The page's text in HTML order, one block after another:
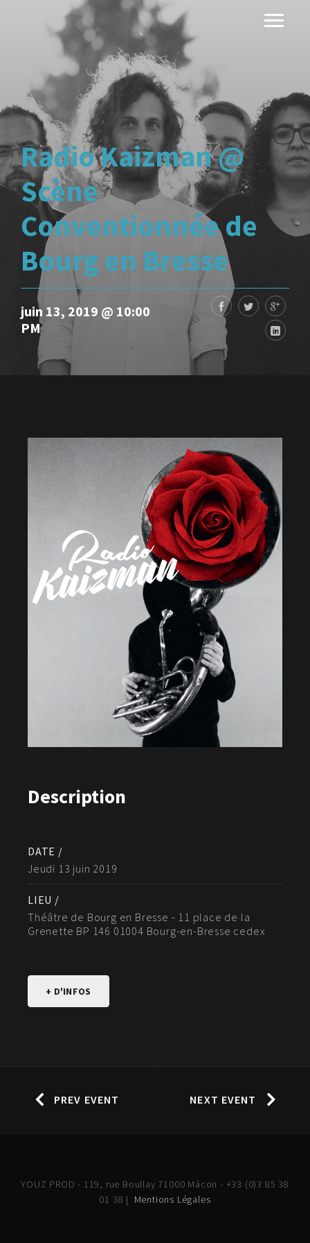
Radio Kaizman @
Scène
Conventionnée de
Bourg en Bresse
juin 13, 2019 @ 10:00
PM
Description
DATE /
Jeudi 13 juin 2019
LIEU /
Théâtre de Bourg en Bresse - 11 place de la
Grenette BP 146 01004 Bourg-en-Bresse cedex
+ D'INFOS
PREV EVENT NEXT EVENT
YOUZ PROD - 119, rue Boullay 71000 Mâcon - +33 (0)3 85 38
01 38 | Mentions Légales